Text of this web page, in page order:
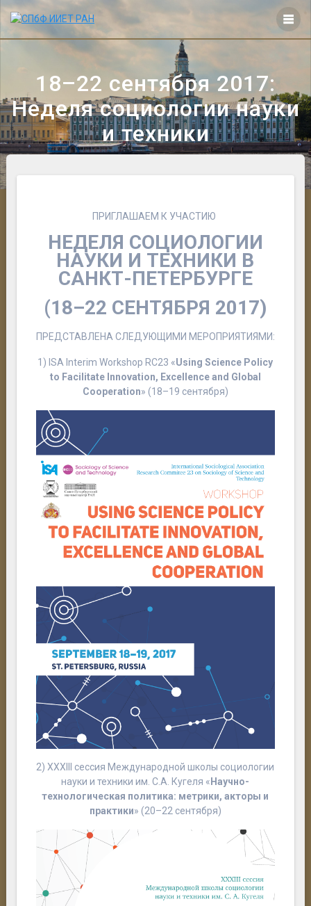
контенту
18–22 сентября 2017:
Неделя социологии науки
и техники
ПРИГЛАШАЕМ К УЧАСТИЮ
НЕДЕЛЯ СОЦИОЛОГИИ
НАУКИ И ТЕХНИКИ В
САНКТ-ПЕТЕРБУРГЕ
(18–22 СЕНТЯБРЯ 2017)
ПРЕДСТАВЛЕНА СЛЕДУЮЩИМИ МЕРОПРИЯТИЯМИ:
1) ISA Interim Workshop RC23 «Using Science Policy
to Facilitate Innovation, Excellence and Global
Cooperation» (18–19 сентября)
2) XXXIII сессия Международной школы социологии
науки и техники им. С.А. Кугеля « Научно-
технологическая политика: метрики, акторы и
практики» (20–22 сентября)